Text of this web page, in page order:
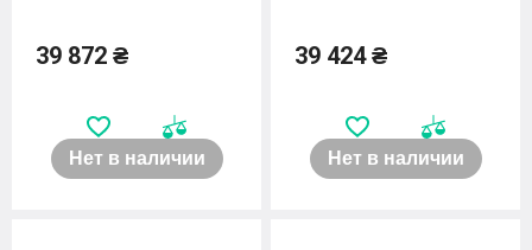
39 872 ₴
Нет в наличии
39 424 ₴
Нет в наличии